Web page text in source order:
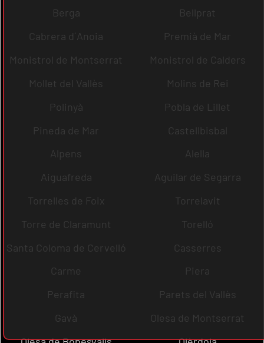
Berga
Bellprat
Cabrera d´Anoia
Premià de Mar
Monistrol de Montserrat
Monistrol de Calders
Mollet del Vallès
Molins de Rei
Polinyà
Pobla de Lillet
Pineda de Mar
Castellbisbal
Alpens
Alella
Aiguafreda
Aguilar de Segarra
Torrelles de Foix
Torrelavit
Torre de Claramunt
Torelló
Santa Coloma de Cervelló
Casserres
Carme
Piera
Perafita
Parets del Vallès
Gavà
Olesa de Montserrat